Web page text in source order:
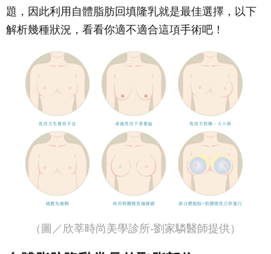
題，因此利用自體脂肪回填隆乳就是最佳選擇，以下
解析幾種狀況，看看你適不適合這項手術吧！
（圖／欣莘時尚美學診所-劉家驎醫師提供）